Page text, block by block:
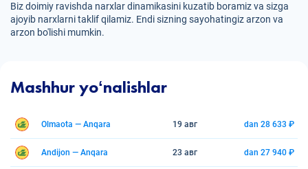
Biz doimiy ravishda narxlar dinamikasini kuzatib boramiz va sizga
ajoyib narxlarni taklif qilamiz. Endi sizning sayohatingiz arzon va
arzon bo'lishi mumkin.
Mashhur yoʻnalishlar
Olmaota — Anqara 19 авг dan 28 633 ₽
Andijon — Anqara 23 авг dan 27 940 ₽